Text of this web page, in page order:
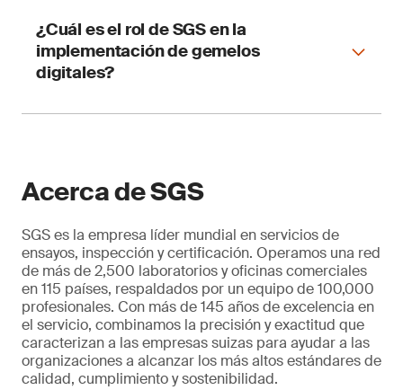
operativas, optimizar el balance entre
recuperación y ley, estabilizar el proceso de
flotación y reducir la necesidad de pruebas
¿Cuál es el rol de SGS en la
implementación de gemelos
digitales?
integrando modelamiento físico, machine
learning y validación en plantas piloto,
asegurando que las recomendaciones del
sistema sean aplicables y confiables en
operación industrial.
Acerca de SGS
SGS es la empresa líder mundial en servicios de
ensayos, inspección y certificación. Operamos una red
de más de 2,500 laboratorios y oficinas comerciales
en 115 países, respaldados por un equipo de 100,000
profesionales. Con más de 145 años de excelencia en
el servicio, combinamos la precisión y exactitud que
caracterizan a las empresas suizas para ayudar a las
organizaciones a alcanzar los más altos estándares de
calidad, cumplimiento y sostenibilidad.